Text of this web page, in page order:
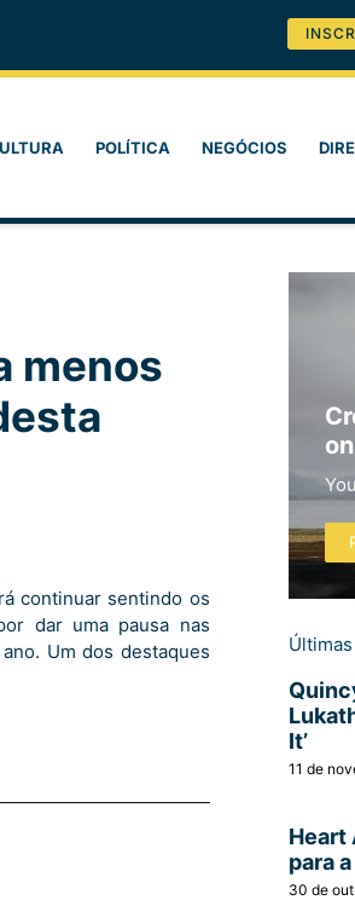
POLÍTICA NEGÓCIOS
menos
continuar sentindo os
dar uma pausa nas
Um dos destaques
It’
11 de
Heart
para
30 de